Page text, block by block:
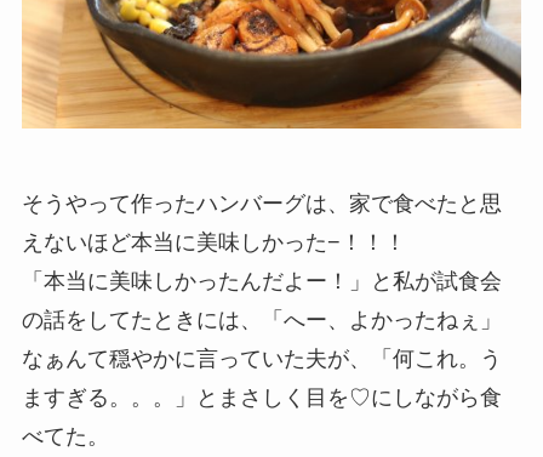
そうやって作ったハンバーグは、家で食べたと思
えないほど本当に美味しかった−！！！
「本当に美味しかったんだよー！」と私が試食会
の話をしてたときには、「へー、よかったねぇ」
なぁんて穏やかに言っていた夫が、「何これ。う
ますぎる。。。」とまさしく目を♡にしながら食
べてた。